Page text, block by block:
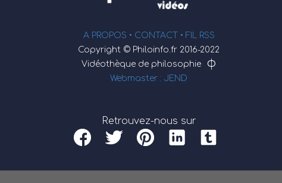
A PROPOS • CONTACT • FIL RSS
Copyright © Philoinfo.fr 2016-2022
Vidéothèque de philosophie
φ
Webmaster : JEND
Retrouvez-nous sur